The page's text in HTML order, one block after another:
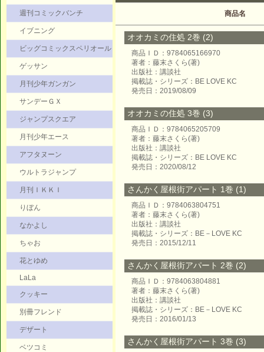
週刊コミックバンチ
イブニング
ビッグコミックスペリオール
ゲッサン
月刊少年ガンガン
サンデーＧＸ
ジャンプスクエア
月刊少年エース
アフタヌーン
ウルトラジャンプ
月刊ＩＫＫＩ
りぼん
なかよし
ちゃお
花とゆめ
LaLa
クッキー
別冊フレンド
デザート
ベツコミ
商品名
オオカミの住処 2巻 (2)
商品ＩＤ：9784065166970
著者：藤末さくら(著)
出版社：講談社
掲載誌・シリーズ：BE LOVE KC
発売日：2019/08/09
オオカミの住処 3巻 (3)
商品ＩＤ：9784065205709
著者：藤末さくら(著)
出版社：講談社
掲載誌・シリーズ：BE LOVE KC
発売日：2020/08/12
さんかく屋根街アパート 1巻 (1)
商品ＩＤ：9784063804751
著者：藤末さくら(著)
出版社：講談社
掲載誌・シリーズ：BE－LOVE KC
発売日：2015/12/11
さんかく屋根街アパート 2巻 (2)
商品ＩＤ：9784063804881
著者：藤末さくら(著)
出版社：講談社
掲載誌・シリーズ：BE－LOVE KC
発売日：2016/01/13
さんかく屋根街アパート 3巻 (3)